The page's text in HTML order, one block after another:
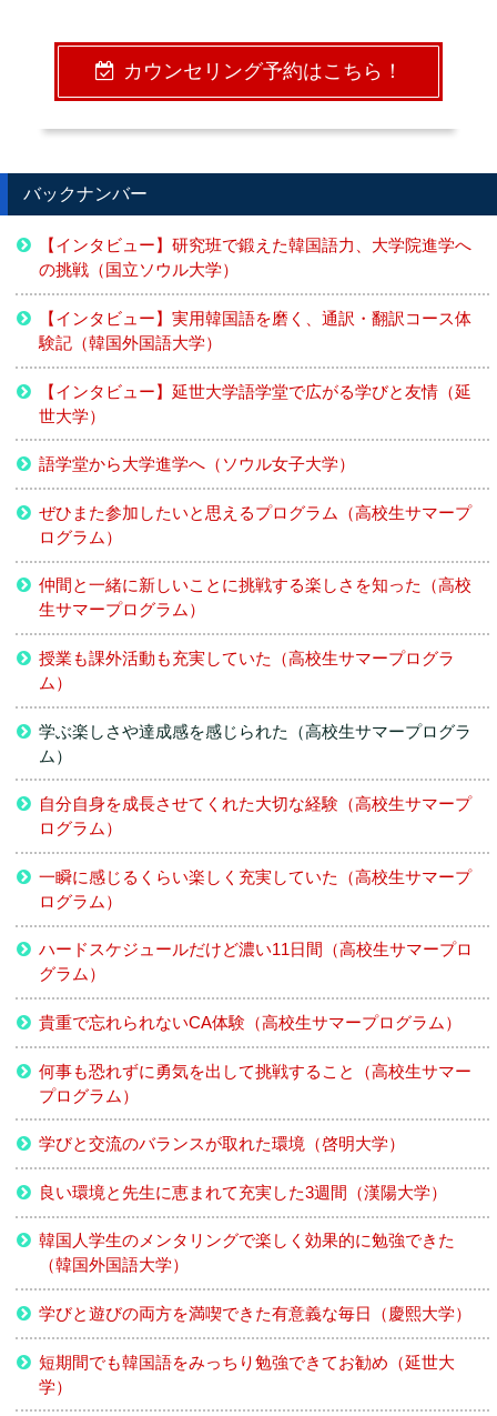
カウンセリング予約はこちら！
バックナンバー
【インタビュー】研究班で鍛えた韓国語力、大学院進学へ
の挑戦（国立ソウル大学）
【インタビュー】実用韓国語を磨く、通訳・翻訳コース体
験記（韓国外国語大学）
【インタビュー】延世大学語学堂で広がる学びと友情（延
世大学）
語学堂から大学進学へ（ソウル女子大学）
ぜひまた参加したいと思えるプログラム（高校生サマープ
ログラム）
仲間と一緒に新しいことに挑戦する楽しさを知った（高校
生サマープログラム）
授業も課外活動も充実していた（高校生サマープログラ
ム）
学ぶ楽しさや達成感を感じられた（高校生サマープログラ
ム）
自分自身を成長させてくれた大切な経験（高校生サマープ
ログラム）
一瞬に感じるくらい楽しく充実していた（高校生サマープ
ログラム）
ハードスケジュールだけど濃い11日間（高校生サマープロ
グラム）
貴重で忘れられないCA体験（高校生サマープログラム）
何事も恐れずに勇気を出して挑戦すること（高校生サマー
プログラム）
学びと交流のバランスが取れた環境（啓明大学）
良い環境と先生に恵まれて充実した3週間（漢陽大学）
韓国人学生のメンタリングで楽しく効果的に勉強できた
（韓国外国語大学）
学びと遊びの両方を満喫できた有意義な毎日（慶熙大学）
短期間でも韓国語をみっちり勉強できてお勧め（延世大
学）